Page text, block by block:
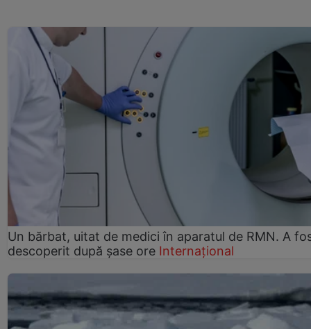
Un bărbat, uitat de medici în aparatul de RMN. A
descoperit după șase ore Internațional